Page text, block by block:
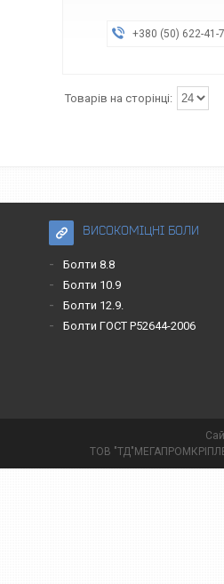
+380 (50) 622-41-
ВИСОКОМІЦНІ БОЛИ
Болти 8.8
Болти 10.9
Болти 12.9.
Болти ГОСТ Р52644-2006